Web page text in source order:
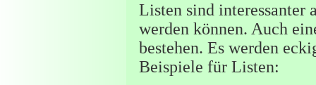
Listen sind interessanter
werden können. Auch
bestehen. Es werden
Beispiele für Listen: